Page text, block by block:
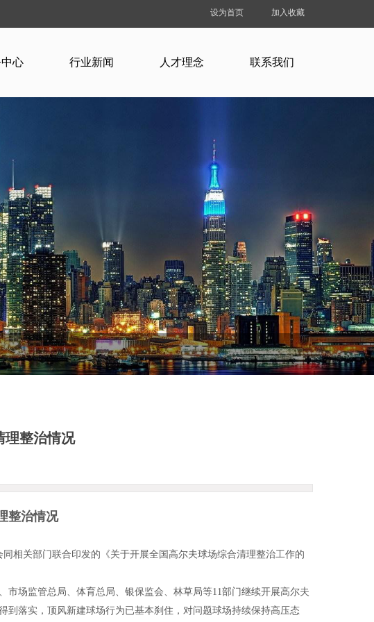
设为首页 加入收藏
心 行业新闻 人才理念 联系我们
理整治情况
整治情况
相关部门联合印发的《关于开展全国高尔夫球场综合清理整治工作的
场监管总局、体育总局、银保监会、林草局等11部门继续开展高尔夫
落实，顶风新建球场行为已基本刹住，对问题球场持续保持高压态